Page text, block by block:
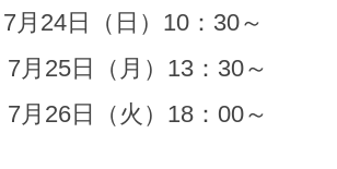
日（日）10：30～
25日（月）13：30～
日（火）18：00～